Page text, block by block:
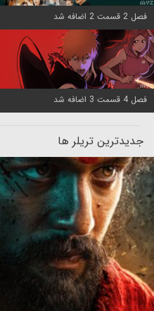
فصل 2 قسمت 2 اضافه شد
فصل 4 قسمت 3 اضافه شد
جدیدترین تریلر ها